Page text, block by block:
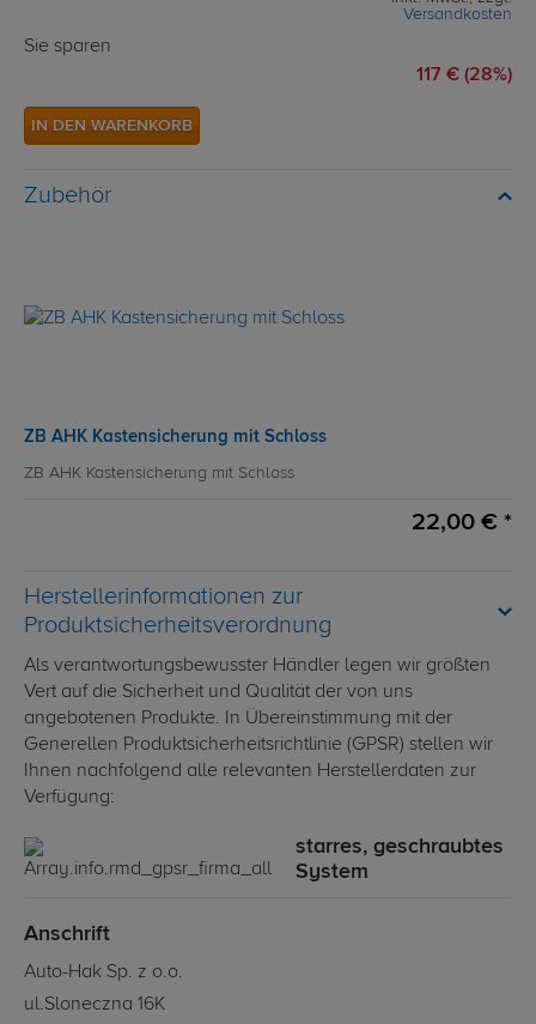
Versandkosten
Sie sparen
117 € (28%)
IN DEN WARENKORB
Zubehör
ZB AHK Kastensicherung mit Schloss
ZB AHK Kastensicherung mit Schloss
22,00 € *
Herstellerinformationen zur
Produktsicherheitsverordnung
Als verantwortungsbewusster Händler legen wir größten
Vert auf die Sicherheit und Qualität der von uns
angebotenen Produkte. In Übereinstimmung mit der
Generellen Produktsicherheitsrichtlinie (GPSR) stellen wir
Ihnen nachfolgend alle relevanten Herstellerdaten zur
Verfügung:
starres, geschraubtes
System
Anschrift
Auto-Hak Sp. z o.o.
ul.Sloneczna 16K